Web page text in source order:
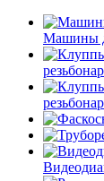
Машины